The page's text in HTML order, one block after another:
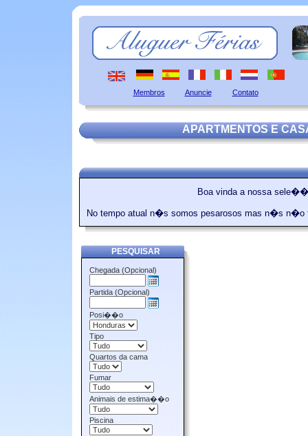
Membros Anuncie Contato
APARTMENTOS E
Boa vinda a nossa
No tempo atual n�s somos pesarosos mas n�s n�o
PESQUISAR
Chegada (Opcional)
Partida (Opcional)
Posi��o
Tipo
Quartos da cama
Fumar
Animais de estima��o
Piscina